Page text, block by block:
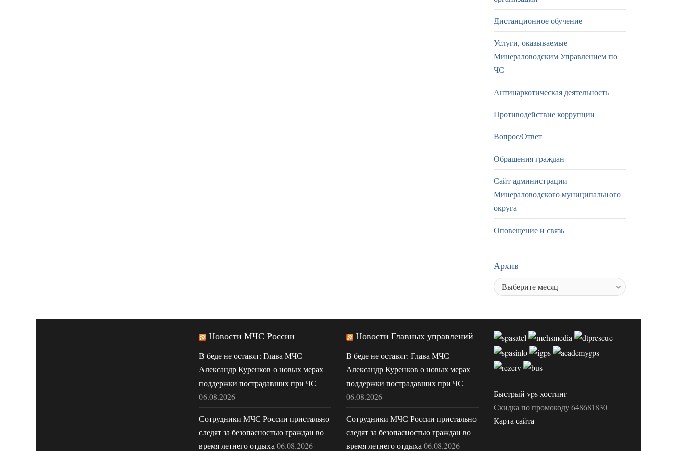
Дистанционное обучение
Услуги, оказываемые
Минераловодским Управлением по
ЧС
Антинаркотическая деятельность
Противодействие коррупции
Вопрос/Ответ
Обращения граждан
Сайт администрации
Минераловодского муниципального
округа
Оповещение и связь
Архив
Новости МЧС России
В беде не оставят: Глава МЧС
Александр Куренков о новых мерах
поддержки пострадавших при ЧС
06.08.2026
Сотрудники МЧС России пристально
следят за безопасностью граждан во
время летнего отдыха 06.08.2026
Новости Главных управлений
В беде не оставят: Глава МЧС
Александр Куренков о новых мерах
поддержки пострадавших при ЧС
06.08.2026
Сотрудники МЧС России пристально
следят за безопасностью граждан во
время летнего отдыха 06.08.2026
Быстрый vps хостинг
Скидка по промокоду 648681830
Карта сайта